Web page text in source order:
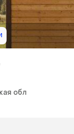
обл